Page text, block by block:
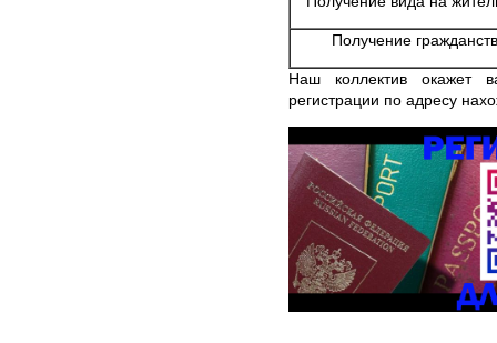
Получение
Наш коллектив окажет
регистрации по адресу